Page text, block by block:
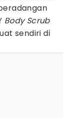
Body Scrub
sendiri di